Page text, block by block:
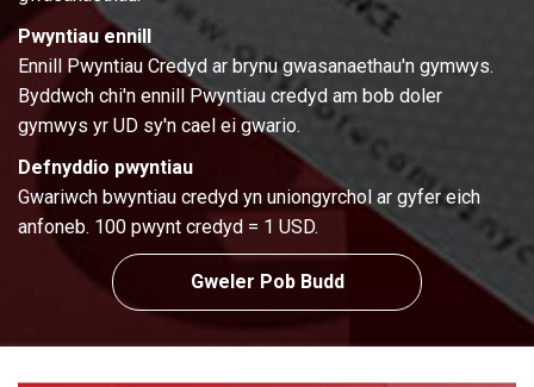
Pwyntiau ennill
Ennill Pwyntiau Credyd ar brynu gwasanaethau'n gymwys.
Byddwch chi'n ennill Pwyntiau credyd am bob doler
gymwys yr UD sy'n cael ei gwario.
Defnyddio pwyntiau
Gwariwch bwyntiau credyd yn uniongyrchol ar gyfer eich
anfoneb. 100 pwynt credyd = 1 USD.
Gweler Pob Budd